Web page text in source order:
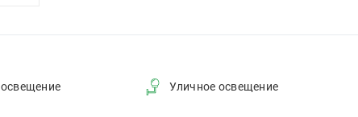
Уличное освещение